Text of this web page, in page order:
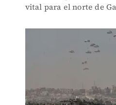
vital para el norte de